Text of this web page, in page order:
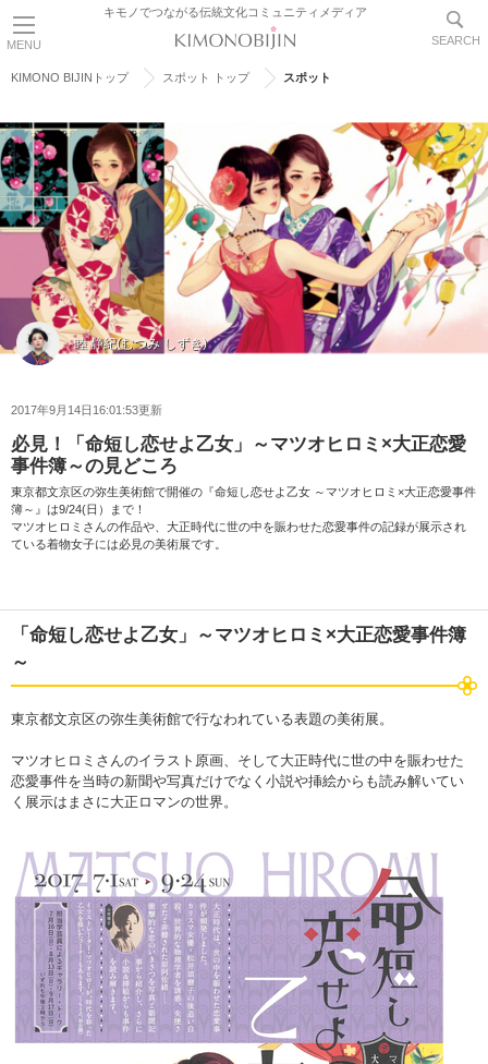
MENU
キモノでつながる伝統文化コミュニティメディア
SEARCH
KIMONO BIJINトップ スポット トップ スポット
睦 静紀(むつみ しずき)
2017年9月14日16:01:53更新
必見！「命短し恋せよ乙女」～マツオヒロミ×大正恋愛
事件簿～の見どころ
東京都文京区の弥生美術館で開催の『命短し恋せよ乙女 ～マツオヒロミ×大正恋愛事件
簿～』は9/24(日）まで！
マツオヒロミさんの作品や、大正時代に世の中を賑わせた恋愛事件の記録が展示され
ている着物女子には必見の美術展です。
「命短し恋せよ乙女」～マツオヒロミ×大正恋愛事件簿
～
東京都文京区の弥生美術館で行なわれている表題の美術展。
マツオヒロミさんのイラスト原画、そして大正時代に世の中を賑わせた
恋愛事件を当時の新聞や写真だけでなく小説や挿絵からも読み解いてい
く展示はまさに大正ロマンの世界。